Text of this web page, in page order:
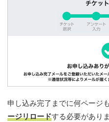
申し込み完了までに何ページ
ージリロードする必要があり